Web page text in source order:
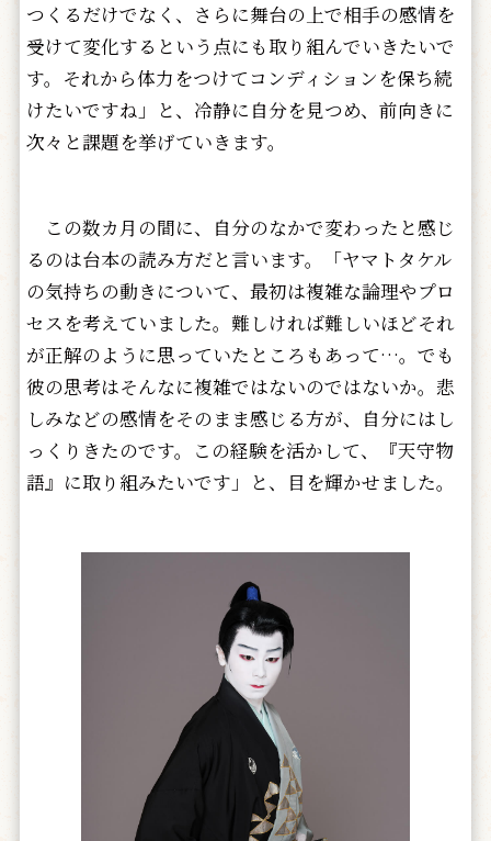
つくるだけでなく、さらに舞台の上で相手の感情を
受けて変化するという点にも取り組んでいきたいで
す。それから体力をつけてコンディションを保ち続
けたいですね」と、冷静に自分を見つめ、前向きに
次々と課題を挙げていきます。
この数カ月の間に、自分のなかで変わったと感じ
るのは台本の読み方だと言います。「ヤマトタケル
の気持ちの動きについて、最初は複雑な論理やプロ
セスを考えていました。難しければ難しいほどそれ
が正解のように思っていたところもあって…。でも
彼の思考はそんなに複雑ではないのではないか。悲
しみなどの感情をそのまま感じる方が、自分にはし
っくりきたのです。この経験を活かして、『天守物
語』に取り組みたいです」と、目を輝かせました。